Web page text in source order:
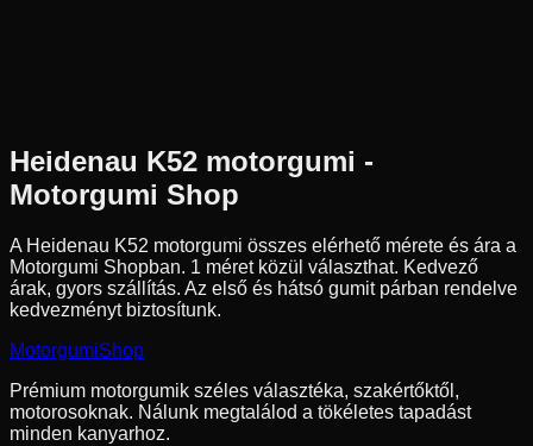
Heidenau K52 motorgumi -
Motorgumi Shop
A Heidenau K52 motorgumi összes elérhető mérete és ára a
Motorgumi Shopban. 1 méret közül választhat. Kedvező
árak, gyors szállítás. Az első és hátsó gumit párban rendelve
kedvezményt biztosítunk.
MotorgumiShop
Prémium motorgumik széles választéka, szakértőktől,
motorosoknak. Nálunk megtalálod a tökéletes tapadást
minden kanyarhoz.